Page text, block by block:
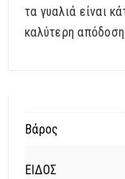
τα γυαλιά είναι
καλύτερη απόδοση
Βάρος
ΕΙΔΟΣ